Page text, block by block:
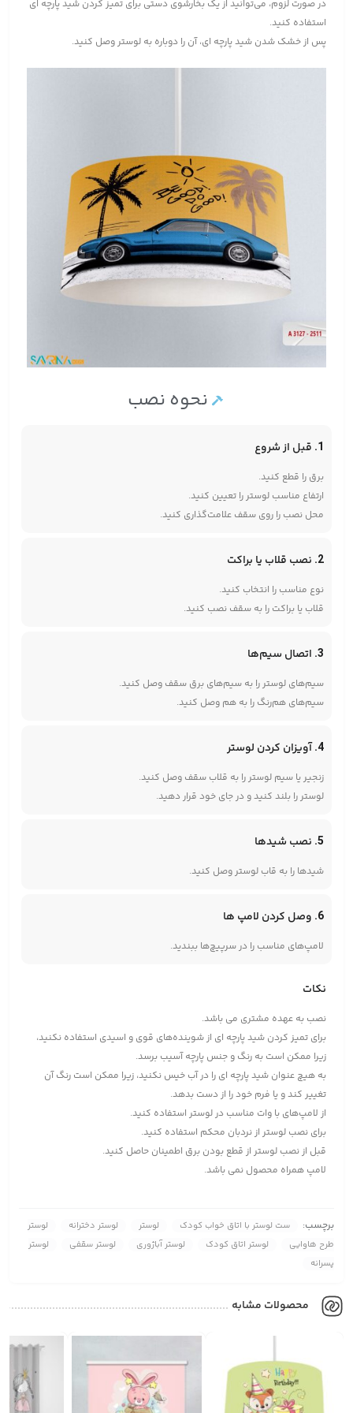
در صورت لزوم، می‌توانید از یک بخارشوی دستی برای تمیز کردن شید پارچه ای
استفاده کنید.
پس از خشک شدن شید پارچه ای، آن را دوباره به لوستر وصل کنید.
نحوه نصب
1. قبل از شروع
برق را قطع کنید.
ارتفاع مناسب لوستر را تعیین کنید.
محل نصب را روی سقف علامت‌گذاری کنید.
2. نصب قلاب یا براکت
نوع مناسب را انتخاب کنید.
قلاب یا براکت را به سقف نصب کنید.
3. اتصال سیم‌ها
سیم‌های لوستر را به سیم‌های برق سقف وصل کنید.
سیم‌های هم‌رنگ را به هم وصل کنید.
4. آویزان کردن لوستر
زنجیر یا سیم لوستر را به قلاب سقف وصل کنید.
لوستر را بلند کنید و در جای خود قرار دهید.
5. نصب شیدها
شیدها را به قاب لوستر وصل کنید.
6. وصل کردن لامپ ها
لامپ‌های مناسب را در سرپیچ‌ها ببندید.
نکات
نصب به عهده مشتری می باشد.
برای تمیز کردن شید پارچه ای از شوینده‌های قوی و اسیدی استفاده نکنید،
زیرا ممکن است به رنگ و جنس پارچه آسیب برسد.
به هیچ عنوان شید پارچه ای را در آب خیس نکنید، زیرا ممکن است رنگ آن
تغییر کند و یا فرم خود را از دست بدهد.
از لامپ‌های با وات مناسب در لوستر استفاده کنید.
برای نصب لوستر از نردبان محکم استفاده کنید.
قبل از نصب لوستر از قطع بودن برق اطمینان حاصل کنید.
لامپ همراه محصول نمی باشد.
برچسب: ست لوستر با اتاق خواب کودک لوستر لوستر دخترانه
لوستر
طرح هاوایی
لوستر اتاق کودک لوستر آباژوری لوستر سقفی
لوستر
پسرانه
محصولات مشابه